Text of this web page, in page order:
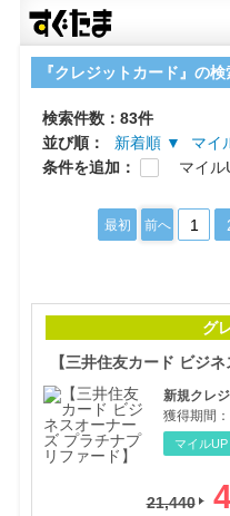
『クレジットカード』の
検索件数：83件
並び順：
新着順 ▼
マイ
条件を追加：
マイル
最初 前へ 1
グ
新規クレ
獲得期間：
マイルUP
21,440